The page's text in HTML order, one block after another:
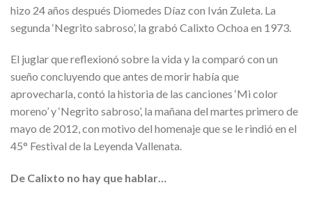
hizo 24 años después Diomedes Díaz con Iván Zuleta. La
segunda ‘Negrito sabroso’, la grabó Calixto Ochoa en 1973.
El juglar que reflexionó sobre la vida y la comparó con un
sueño concluyendo que antes de morir había que
aprovecharla, contó la historia de las canciones ‘Mi color
moreno’ y ‘Negrito sabroso’, la mañana del martes primero de
mayo de 2012, con motivo del homenaje que se le rindió en el
45° Festival de la Leyenda Vallenata.
De Calixto no hay que hablar…